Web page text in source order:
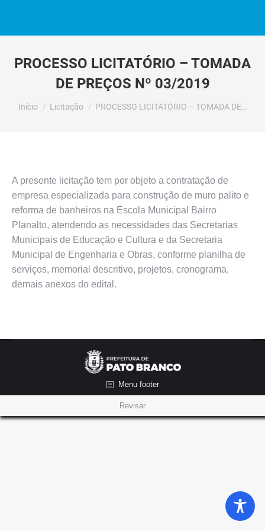
PROCESSO LICITATÓRIO – TOMADA
DE PREÇOS Nº 03/2019
Você está aqui:
Início Licitação PROCESSO LICITATÓRIO – TOMADA DE…
A presente licitação tem por objeto a contratação de
empresa especializada para construção de muro palito e
reforma de banheiros na Escola Municipal Bairro
Planalto, atendendo as necessidades das Secretarias
Municipais de Educação e Cultura e da Secretaria
Municipal de Engenharia e Obras, conforme planilha de
serviços, memorial descritivo, projetos, cronograma,
demais anexos do edital.
Menu footer
Revisar